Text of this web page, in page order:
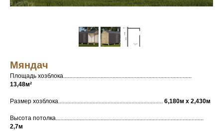
Мяндач
Площадь хозблока......................................................................................
13,48м²
Размер хозблока...................................................................... 6,180м х 2,430м
Высота потолка...................................................................................................
2,7м